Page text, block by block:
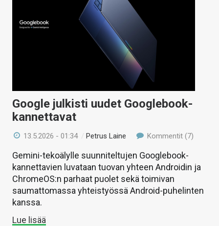
Google julkisti uudet Googlebook-
kannettavat
13.5.2026 - 01:34 /Petrus Laine Kommentit (7)
Gemini-tekoälylle suunniteltujen Googlebook-
kannettavien luvataan tuovan yhteen Androidin ja
ChromeOS:n parhaat puolet sekä toimivan
saumattomassa yhteistyössä Android-puhelinten
kanssa.
Lue lisää